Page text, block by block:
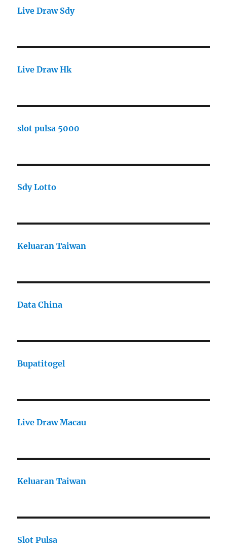
Live Draw Sdy
Live Draw Hk
slot pulsa 5000
Sdy Lotto
Keluaran Taiwan
Data China
Bupatitogel
Live Draw Macau
Keluaran Taiwan
Slot Pulsa